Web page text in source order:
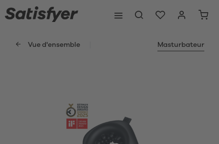
Vue d'ensemble Masturbateur